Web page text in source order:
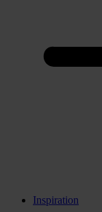
Inspiration